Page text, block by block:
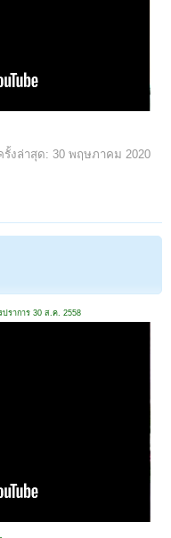
รั้งล่าสุด: 30 พฤษภาคม 2020
ราการ 30 ส.ค. 2558